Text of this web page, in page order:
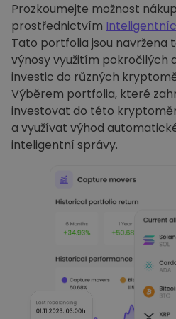
Prozkoumejte možnost
prostřednictvím
Tato portfolia jsou navržena
výnosy využitím pokročilých
investic do různých
Výběrem portfolia, které
investovat do této
a využívat výhod
inteligentní správy.